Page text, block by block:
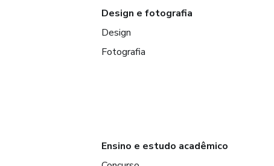
Design e fotografia
Design
Fotografia
Ensino e estudo acadêmico